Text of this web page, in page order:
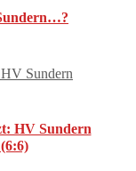
HV Sundern